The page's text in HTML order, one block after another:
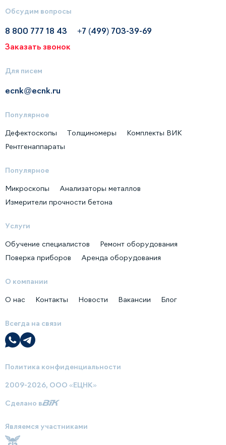
Обсудим вопросы
8 800 777 18 43
+7 (499) 703-39-69
Заказать звонок
Для писем
ecnk@ecnk.ru
Популярное
Дефектоскопы Толщиномеры
Комплекты ВИК
Рентгенаппараты
Популярное
Микроскопы
Анализаторы металлов
Измерители прочности бетона
Услуги
Обучение специалистов
Ремонт оборудования
Поверка приборов
Аренда оборудования
О компании
О нас Контакты Новости Вакансии Блог
Всегда на связи
Политика конфиденциальности
2009-2026, ООО «ЕЦНК»
Сделано в
Являемся участниками